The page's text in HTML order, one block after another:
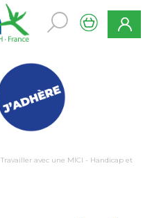
Travailler avec une MICI - Handicap et